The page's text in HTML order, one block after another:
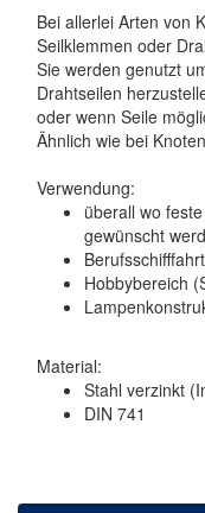
Bei allerlei Arten von
Seilklemmen oder
Sie werden genutzt
Drahtseilen
oder wenn Seile
Ähnlich wie bei
Verwendung:
überall wo
gewünscht
Berufsschifffahrt
Hobbybereich
Material:
Stahl verzinkt
DIN 741